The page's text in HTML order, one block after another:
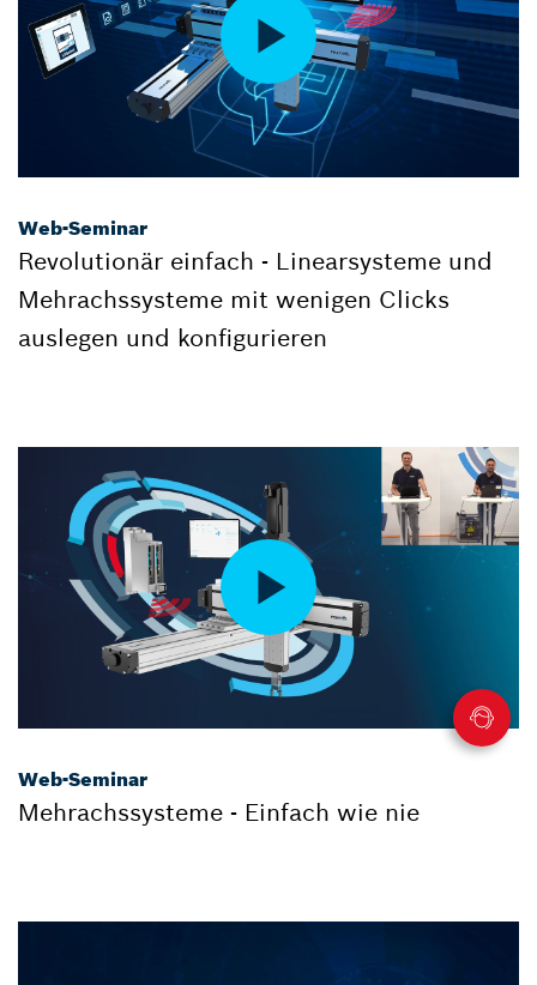
Web-Seminar
Revolutionär einfach - Linearsysteme und
Mehrachssysteme mit wenigen Clicks
auslegen und konfigurieren
Web-Seminar
Mehrachssysteme - Einfach wie nie